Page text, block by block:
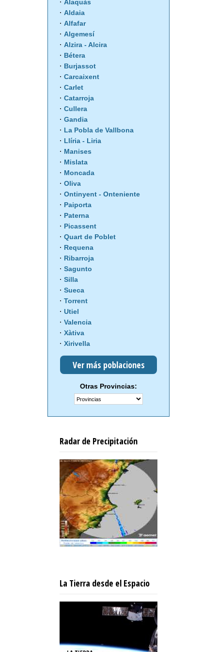
Alaquàs
Aldaia
Alfafar
Algemesí
Alzira - Alcira
Bétera
Burjassot
Carcaixent
Carlet
Catarroja
Cullera
Gandia
La Pobla de Vallbona
Llíria - Liria
Manises
Mislata
Moncada
Oliva
Ontinyent - Onteniente
Paiporta
Paterna
Picassent
Quart de Poblet
Requena
Ribarroja
Sagunto
Silla
Sueca
Torrent
Utiel
Valencia
Xàtiva
Xirivella
Ver más poblaciones
Otras Provincias:
Radar de Precipitación
La Tierra desde el Espacio